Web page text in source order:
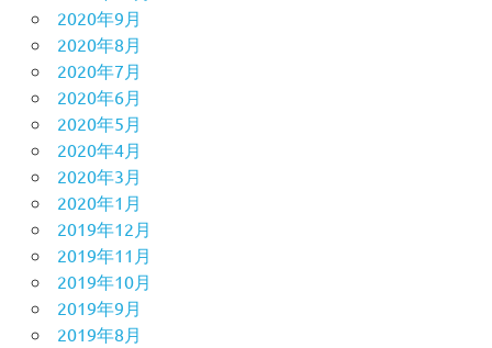
2020年9月
2020年8月
2020年7月
2020年6月
2020年5月
2020年4月
2020年3月
2020年1月
2019年12月
2019年11月
2019年10月
2019年9月
2019年8月